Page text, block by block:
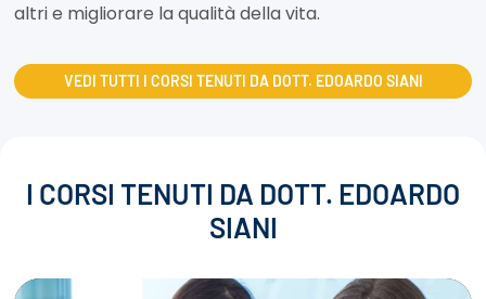
altri e migliorare la qualità della vita.
VEDI TUTTI I CORSI TENUTI DA DOTT. EDOARDO SIANI
I CORSI TENUTI DA DOTT. EDOARDO
SIANI